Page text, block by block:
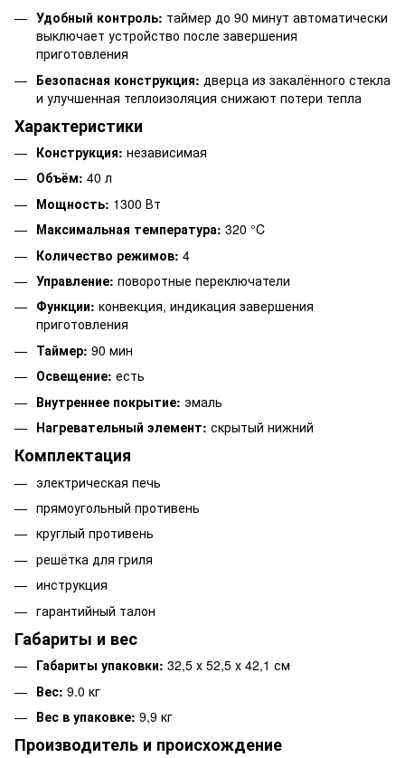
Удобный контроль: таймер до 90 минут автоматически
выключает устройство после завершения
приготовления
Безопасная конструкция: дверца из закалённого стекла
и улучшенная теплоизоляция снижают потери тепла
Характеристики
Конструкция: независимая
Объём: 40 л
Мощность: 1300 Вт
Максимальная температура: 320 °C
Количество режимов: 4
Управление: поворотные переключатели
Функции: конвекция, индикация завершения
приготовления
Таймер: 90 мин
Освещение: есть
Внутреннее покрытие: эмаль
Нагревательный элемент: скрытый нижний
Комплектация
электрическая печь
прямоугольный противень
круглый противень
решётка для гриля
инструкция
гарантийный талон
Габариты и вес
Габариты упаковки: 32,5 х 52,5 х 42,1 см
Вес: 9.0 кг
Вес в упаковке: 9,9 кг
Производитель и происхождение